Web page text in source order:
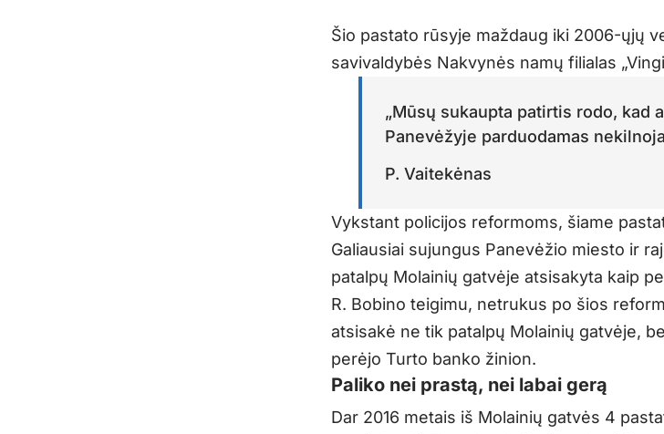
Šio pastato rūsyje maždaug iki 2006-ųjų
savivaldybės Nakvynės namų filialas
„Mūsų sukaupta patirtis rodo, kad
Panevėžyje parduodamas
P. Vaitekėnas
Vykstant policijos reformoms, šiame
Galiausiai sujungus Panevėžio miesto ir
patalpų Molainių gatvėje atsisakyta kaip
R. Bobino teigimu, netrukus po šios
atsisakė ne tik patalpų Molainių gatvėje,
perėjo Turto banko žinion.
Paliko nei prastą, nei labai gerą
Dar 2016 metais iš Molainių gatvės 4